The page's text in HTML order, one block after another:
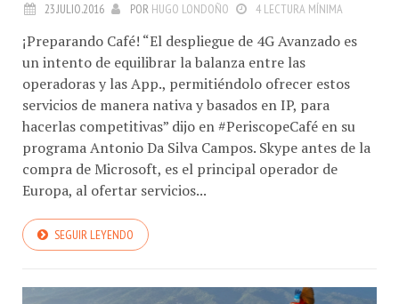
23.JULIO.2016 POR HUGO LONDOÑO 4 LECTURA MÍNIMA
¡Preparando Café! “El despliegue de 4G Avanzado es
un intento de equilibrar la balanza entre las
operadoras y las App., permitiéndolo ofrecer estos
servicios de manera nativa y basados en IP, para
hacerlas competitivas” dijo en #PeriscopeCafé en su
programa Antonio Da Silva Campos. Skype antes de la
compra de Microsoft, es el principal operador de
Europa, al ofertar servicios...
SEGUIR LEYENDO